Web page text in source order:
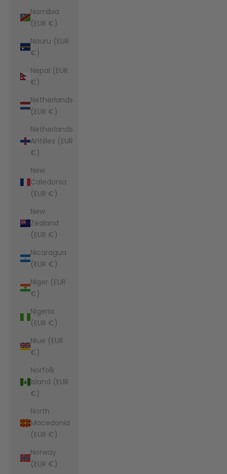
Namibia
(EUR €)
Nauru (EUR
€)
Nepal (EUR
€)
Netherlands
(EUR €)
Netherlands
Antilles (EUR
€)
New
Caledonia
(EUR €)
New
Zealand
(EUR €)
Nicaragua
(EUR €)
Niger (EUR
€)
Nigeria
(EUR €)
Niue (EUR
€)
Norfolk
Island (EUR
€)
North
Macedonia
(EUR €)
Norway
(EUR €)